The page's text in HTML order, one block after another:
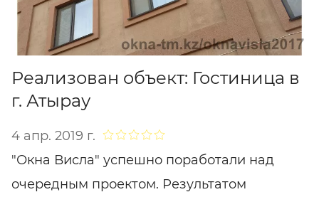
Реализован объект: Гостиница в
г. Атырау
4 апр. 2019 г.
"Окна Висла" успешно поработали над
очередным проектом. Результатом